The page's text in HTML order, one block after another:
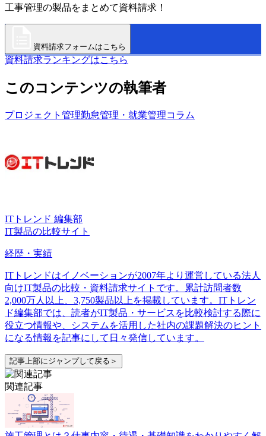
工事管理の製品をまとめて資料請求！
資料請求フォームはこちら
資料請求ランキングはこちら
このコンテンツの執筆者
プロジェクト管理勤怠管理・就業管理コラム
ITトレンド 編集部
IT製品の比較サイト
経歴・実績
ITトレンドはイノベーションが2007年より運営している法人
向けIT製品の比較・資料請求サイトです。累計訪問者数
2,000万人以上、3,750製品以上を掲載しています。ITトレン
ド編集部では、読者がIT製品・サービスを比較検討する際に
役立つ情報や、システムを活用した社内の課題解決のヒント
になる情報を記事にして日々発信しています。
記事上部にジャンプして戻る＞
関連記事